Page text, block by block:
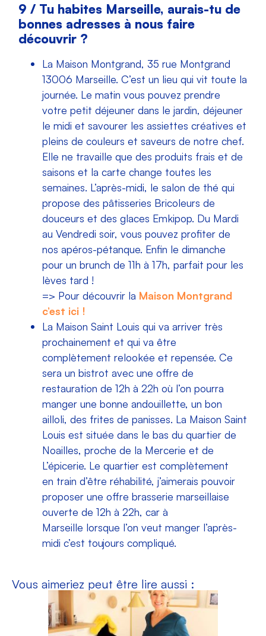
9 / Tu habites Marseille, aurais-tu de
bonnes adresses à nous faire
découvrir ?
La Maison Montgrand, 35 rue Montgrand
13006 Marseille. C’est un lieu qui vit toute la
journée. Le matin vous pouvez prendre
votre petit déjeuner dans le jardin, déjeuner
le midi et savourer les assiettes créatives et
pleins de couleurs et saveurs de notre chef.
Elle ne travaille que des produits frais et de
saisons et la carte change toutes les
semaines. L’après-midi, le salon de thé qui
propose des pâtisseries Bricoleurs de
douceurs et des glaces Emkipop. Du Mardi
au Vendredi soir, vous pouvez profiter de
nos apéros-pétanque. Enfin le dimanche
pour un brunch de 11h à 17h, parfait pour les
lèves tard !
=> Pour découvrir la Maison Montgrand
c’est ici !
La Maison Saint Louis qui va arriver très
prochainement et qui va être
complètement relookée et repensée. Ce
sera un bistrot avec une offre de
restauration de 12h à 22h où l’on pourra
manger une bonne andouillette, un bon
ailloli, des frites de panisses. La Maison Saint
Louis est située dans le bas du quartier de
Noailles, proche de la Mercerie et de
L’épicerie. Le quartier est complètement
en train d’être réhabilité, j’aimerais pouvoir
proposer une offre brasserie marseillaise
ouverte de 12h à 22h, car à
Marseille lorsque l’on veut manger l’après-
midi c’est toujours compliqué.
Vous aimeriez peut être lire aussi :